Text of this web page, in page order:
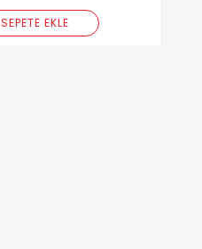
SEPETE EKLE